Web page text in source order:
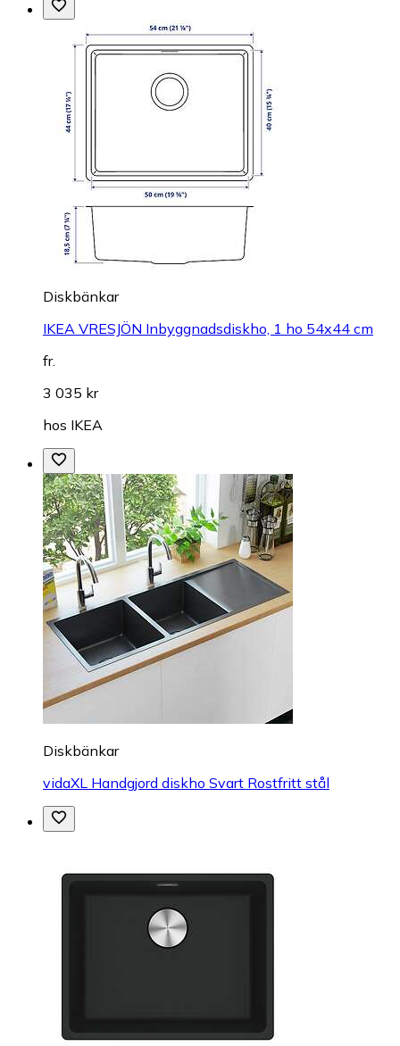
Diskbänkar
IKEA VRESJÖN Inbyggnadsdiskho, 1 ho 54x44 cm
fr.
3 035 kr
hos IKEA
Diskbänkar
vidaXL Handgjord diskho Svart Rostfritt stål